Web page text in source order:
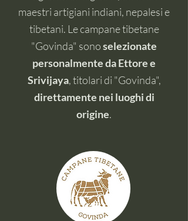
maestri artigiani indiani, nepalesi e
tibetani. Le campane tibetane
"Govinda" sonoselezionate
personalmente da Ettore e
Srivijaya, titolari di "Govinda",
direttamente nei luoghi di
origine.